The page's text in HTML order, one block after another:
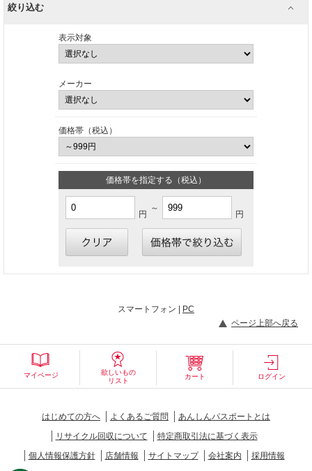
絞り込む
表示対象
メーカー
価格帯（税込）
価格帯を指定する（税込）
円
～
円
スマートフォン |
PC
ページ上部へ戻る
マイページ
欲しいもの
リスト
カート ログイン
はじめての方へ よくあるご質問
あんしんパスポートとは
リサイクル回収について
特定商取引法に基づく表示
個人情報保護方針
店舗情報 サイトマップ 会社案内 採用情報